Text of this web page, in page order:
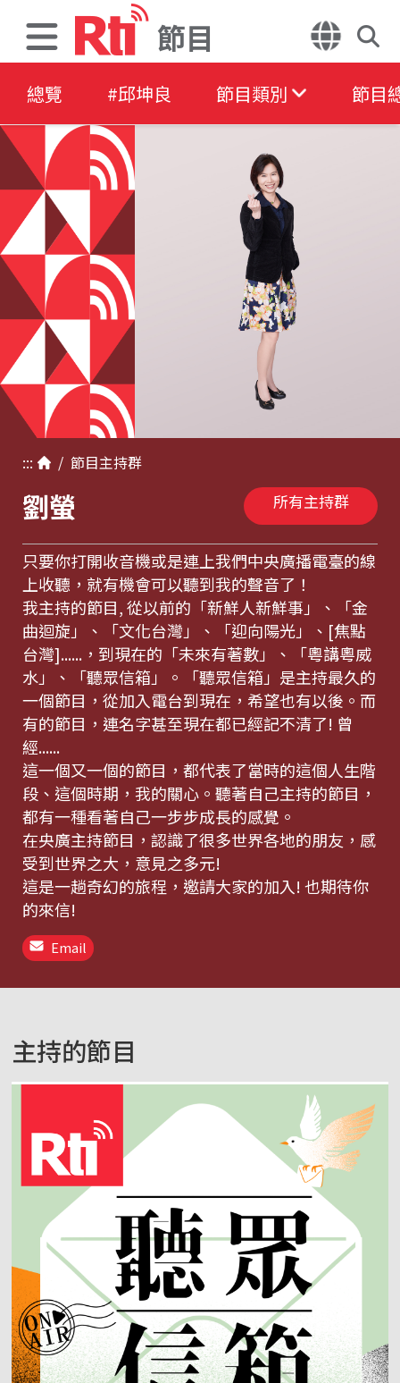
節目
總覽 #邱坤良 節目類別 節目
::: / 節目主持群
劉螢 所有主持群
只要你打開收音機或是連上我們中央廣播電臺的線
上收聽，就有機會可以聽到我的聲音了！
我主持的節目, 從以前的「新鮮人新鮮事」、「金
曲迴旋」、「文化台灣」、「迎向陽光」、[焦點
台灣]......，到現在的「未來有著數」、「粵講粵威
水」、「聽眾信箱」。「聽眾信箱」是主持最久的
一個節目，從加入電台到現在，希望也有以後。而
有的節目，連名字甚至現在都已經記不清了! 曾
經......
這一個又一個的節目，都代表了當時的這個人生階
段、這個時期，我的關心。聽著自己主持的節目，
都有一種看著自己一步步成長的感覺。
在央廣主持節目，認識了很多世界各地的朋友，感
受到世界之大，意見之多元!
這是一趟奇幻的旅程，邀請大家的加入! 也期待你
的來信!
Email
主持的節目